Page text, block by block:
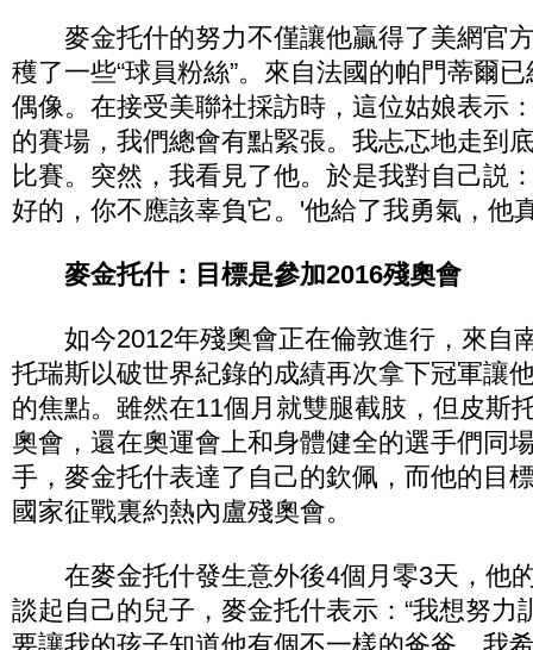
麥金托什的努力不僅讓他贏得了美網官
穫了一些“球員粉絲”。來自法國的帕門蒂爾
偶像。在接受美聯社採訪時，這位姑娘表示
的賽場，我們總會有點緊張。我忐忑地走到
比賽。突然，我看見了他。於是我對自己説
好的，你不應該辜負它。'他給了我勇氣，他
麥金托什：目標是參加2016殘奧會
如今2012年殘奧會正在倫敦進行，來自南
托瑞斯以破世界紀錄的成績再次拿下冠軍讓
的焦點。雖然在11個月就雙腿截肢，但皮斯
奧會，還在奧運會上和身體健全的選手們同
手，麥金托什表達了自己的欽佩，而他的目
國家征戰裏約熱內盧殘奧會。
在麥金托什發生意外後4個月零3天，他
談起自己的兒子，麥金托什表示：“我想努力